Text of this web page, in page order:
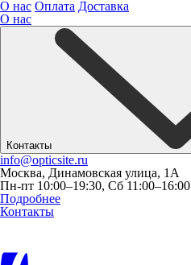
О нас Оплата Доставка
О нас
Контакты
info@opticsite.ru
Москва, Динамовская улица, 1А
Пн-пт 10:00–19:30, Сб 11:00–16:00
Подробнее
Контакты